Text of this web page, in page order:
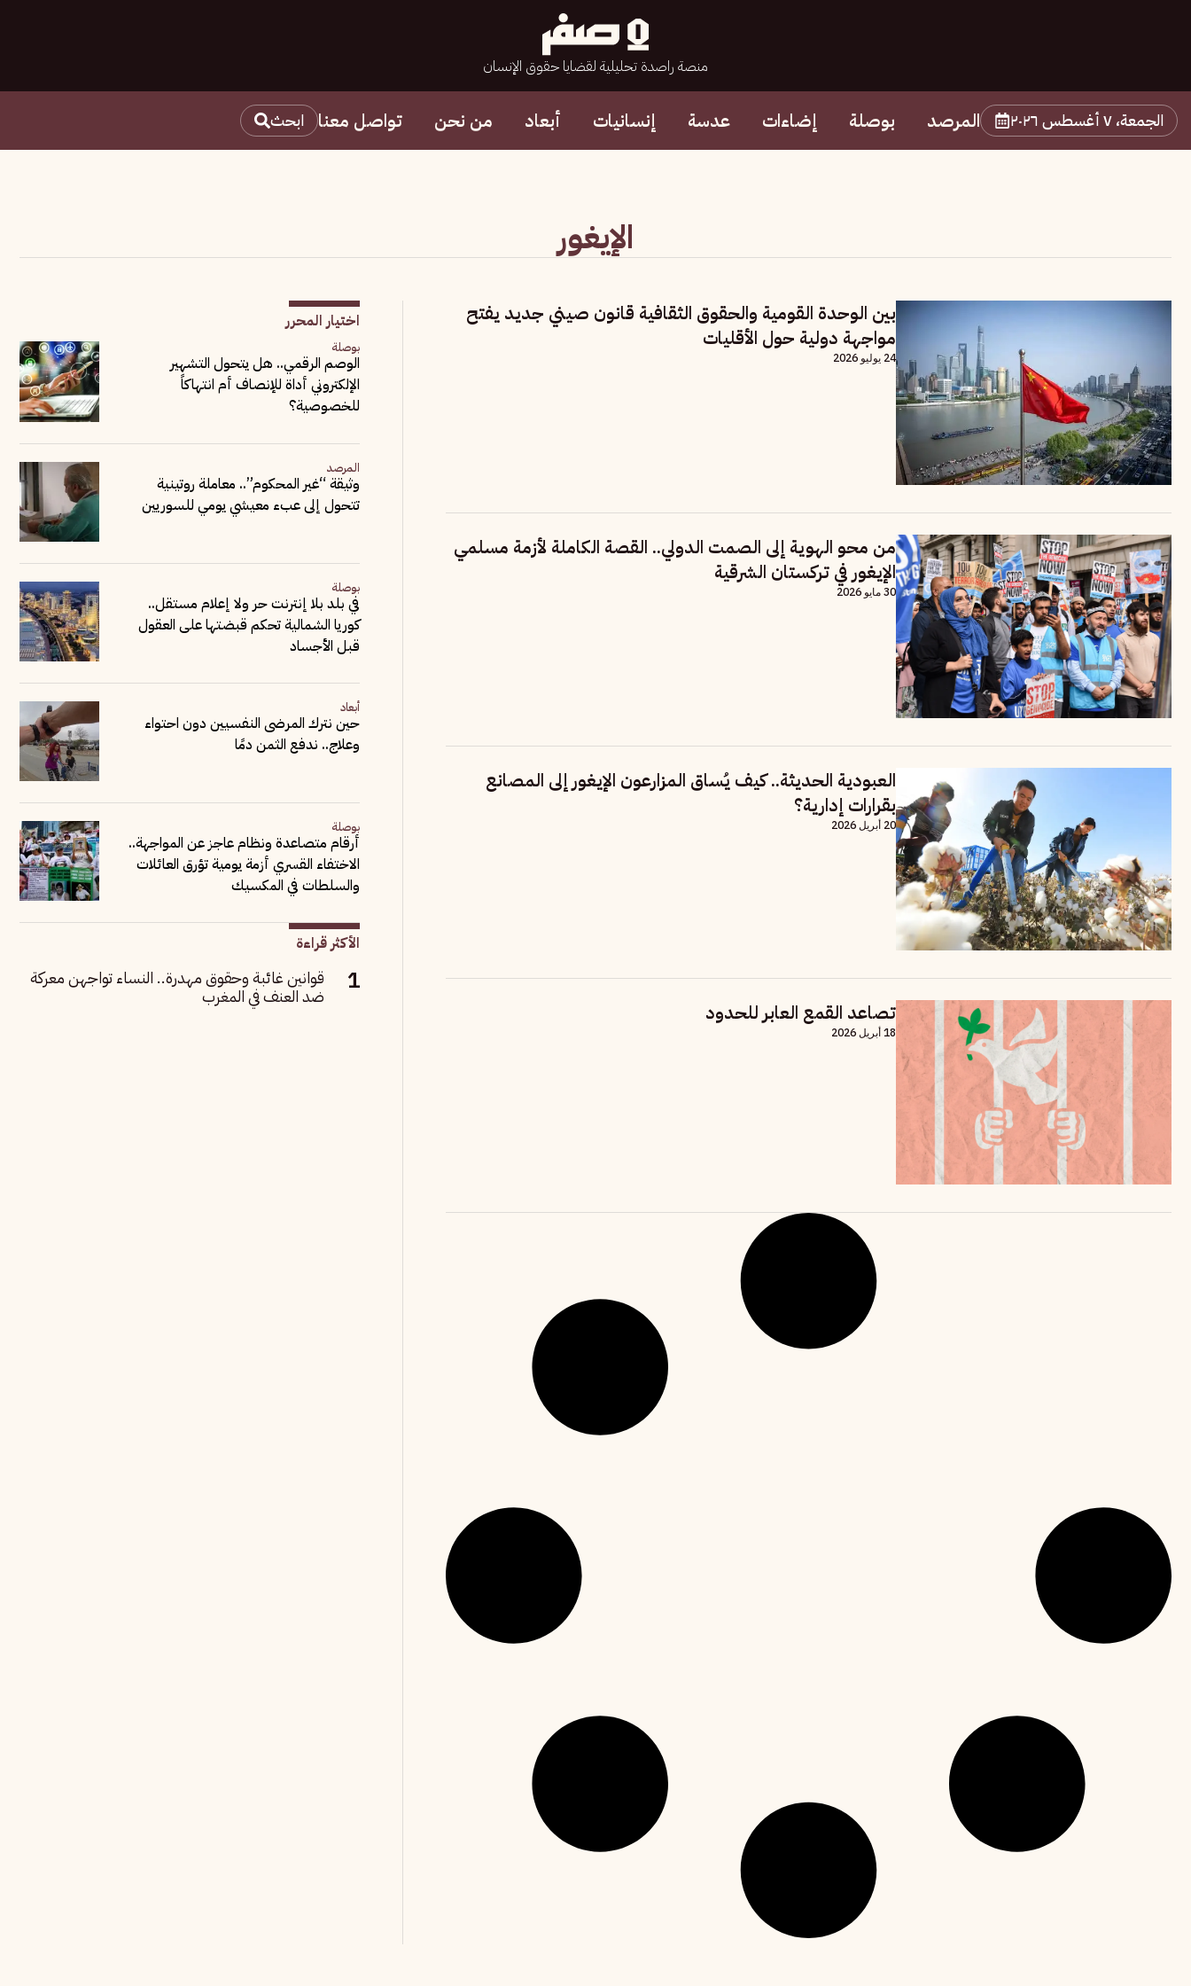
منصة راصدة تحليلية لقضايا حقوق الإنسان
الجمعة، ٧ أغسطس ٢٠٢٦ المرصد بوصلة إضاءات عدسة إنسانيات أبعاد من نحن تواصل معنا ابحث
الإيغور
بين الوحدة القومية والحقوق الثقافية قانون صيني جديد يفتح
مواجهة دولية حول الأقليات
24 يوليو 2026
من محو الهوية إلى الصمت الدولي.. القصة الكاملة لأزمة مسلمي
الإيغور في تركستان الشرقية
30 مايو 2026
العبودية الحديثة.. كيف يُساق المزارعون الإيغور إلى المصانع
بقرارات إدارية؟
20 أبريل 2026
تصاعد القمع العابر للحدود
18 أبريل 2026
اختيار المحرر
بوصلة
الوصم الرقمي.. هل يتحول التشهير
الإلكتروني أداة للإنصاف أم انتهاكاً
للخصوصية؟
المرصد
وثيقة “غير المحكوم”.. معاملة روتينية
تتحول إلى عبء معيشي يومي للسوريين
بوصلة
في بلد بلا إنترنت حر ولا إعلام مستقل..
كوريا الشمالية تحكم قبضتها على العقول
قبل الأجساد
أبعاد
حين نترك المرضى النفسيين دون احتواء
وعلاج.. ندفع الثمن دمًا
بوصلة
أرقام متصاعدة ونظام عاجز عن المواجهة..
الاختفاء القسري أزمة يومية تؤرق العائلات
والسلطات في المكسيك
الأكثر قراءة
قوانين غائبة وحقوق مهدرة.. النساء تواجهن معركة
ضد العنف في المغرب